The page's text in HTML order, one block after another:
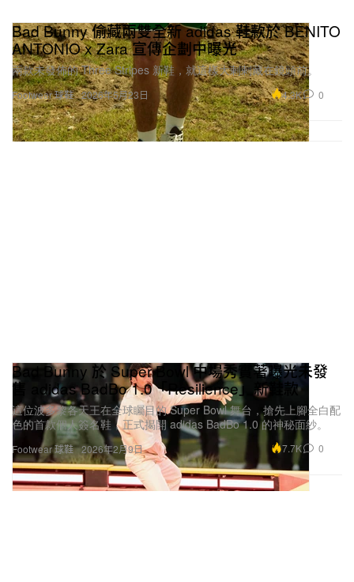
Footwear 球鞋
Bad Bunny 偷藏兩雙全新 adidas 鞋款於 BENITO
ANTONIO x Zara 宣傳企劃中曝光
兩款未發佈的 Three Stripes 新鞋，就這樣大剌剌藏在鏡頭前。
2026年5月23日 4.3K 0
Footwear 球鞋
Bad Bunny 於 Super Bowl 中場秀實著曝光未發
售 adidas BadBo 1.0「Resilience」新鞋款
這位波多黎各天王在全球矚目的 Super Bowl 舞台，搶先上腳全白配
色的首款個人簽名鞋，正式揭開 adidas BadBo 1.0 的神秘面紗。
2026年2月9日 7.7K 0